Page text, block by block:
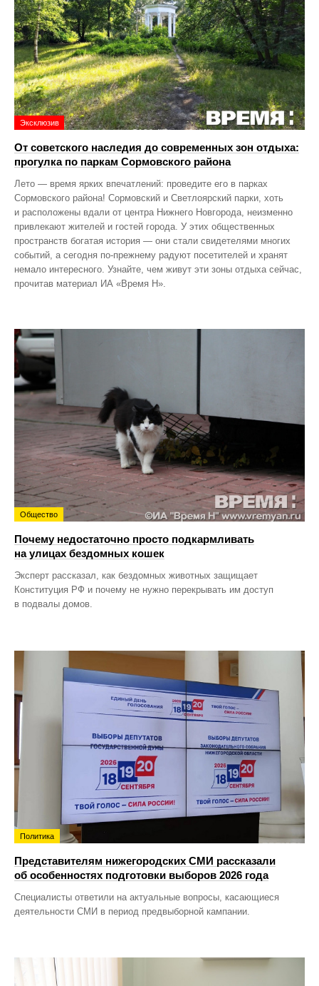
Эксклюзив
От советского наследия до современных зон отдыха:
прогулка по паркам Сормовского района
Лето — время ярких впечатлений: проведите его в парках
Сормовского района! Сормовский и Светлоярский парки, хоть
и расположены вдали от центра Нижнего Новгорода, неизменно
привлекают жителей и гостей города. У этих общественных
пространств богатая история — они стали свидетелями многих
событий, а сегодня по‑прежнему радуют посетителей и хранят
немало интересного. Узнайте, чем живут эти зоны отдыха сейчас,
прочитав материал ИА «Время Н».
Общество
Почему недостаточно просто подкармливать
на улицах бездомных кошек
Эксперт рассказал, как бездомных животных защищает
Конституция РФ и почему не нужно перекрывать им доступ
в подвалы домов.
Политика
Представителям нижегородских СМИ рассказали
об особенностях подготовки выборов 2026 года
Специалисты ответили на актуальные вопросы, касающиеся
деятельности СМИ в период предвыборной кампании.